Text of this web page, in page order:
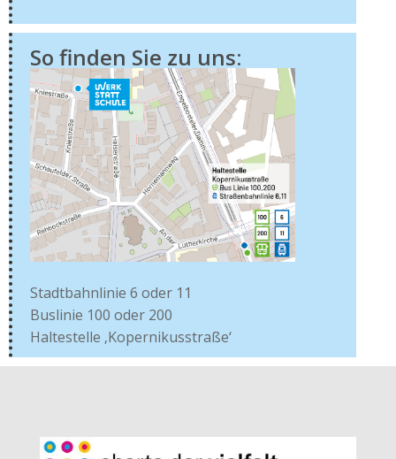
So finden Sie zu uns:
Stadtbahnlinie 6 oder 11
Buslinie 100 oder 200
Haltestelle ‚Kopernikusstraße‘